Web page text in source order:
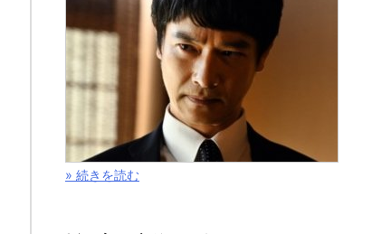
ネ
タ
バ
レ
» 続きを読む